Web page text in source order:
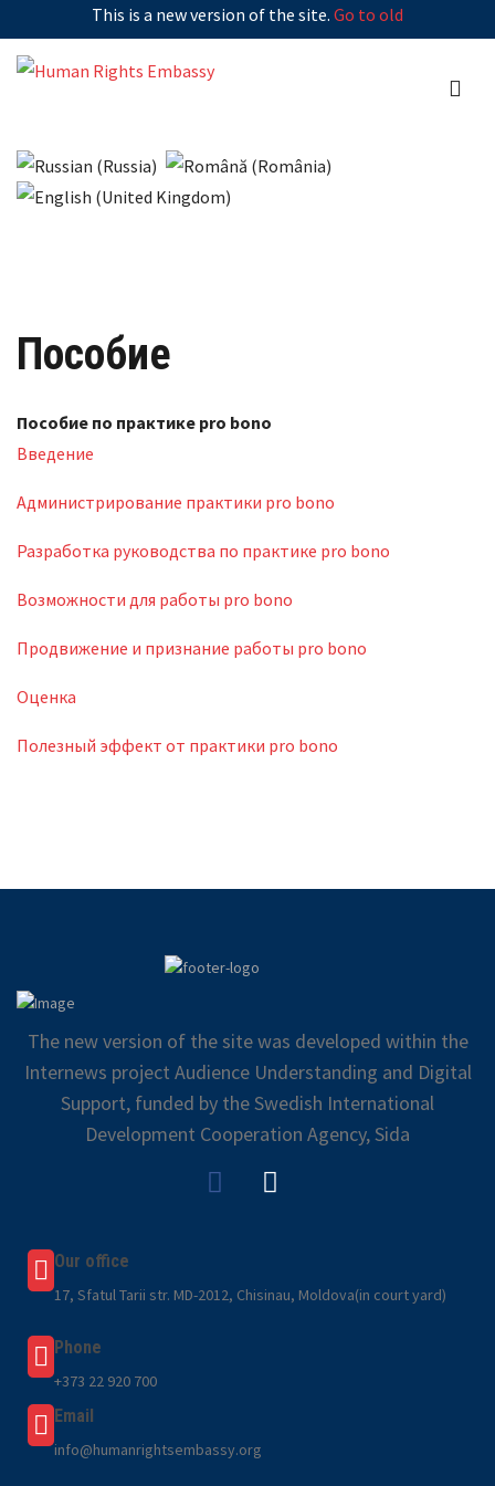
This is a new version of the site. Go to old
Пособие
Пособие по практике pro bono
Введение
Администрирование практики pro bono
Разработка руководства по практике pro bono
Возможности для работы pro bono
Продвижение и признание работы pro bono
Оценка
Полезный эффект от практики pro bono
The new version of the site was developed within the
Internews project Audience Understanding and Digital
Support, funded by the Swedish International
Development Cooperation Agency, Sida
Our office
17, Sfatul Tarii str. MD-2012, Chisinau, Moldova(in court yard)
Phone
+373 22 920 700
Email
info@humanrightsembassy.org